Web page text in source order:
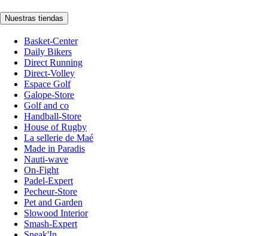
Nuestras tiendas
Basket-Center
Daily Bikers
Direct Running
Direct-Volley
Espace Golf
Galope-Store
Golf and co
Handball-Store
House of Rugby
La sellerie de Maé
Made in Paradis
Nauti-wave
On-Fight
Padel-Expert
Pecheur-Store
Pet and Garden
Slowood Interior
Smash-Expert